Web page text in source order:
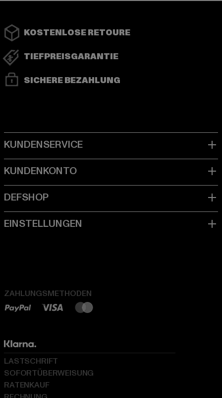
KOSTENLOSE RETOURE
TIEFPREISGARANTIE
SICHERE BEZAHLUNG
ZAHLUNGSMETHODEN
LASTSCHRIFT
SOFORTÜBERWEISUNG
RATENKAUF